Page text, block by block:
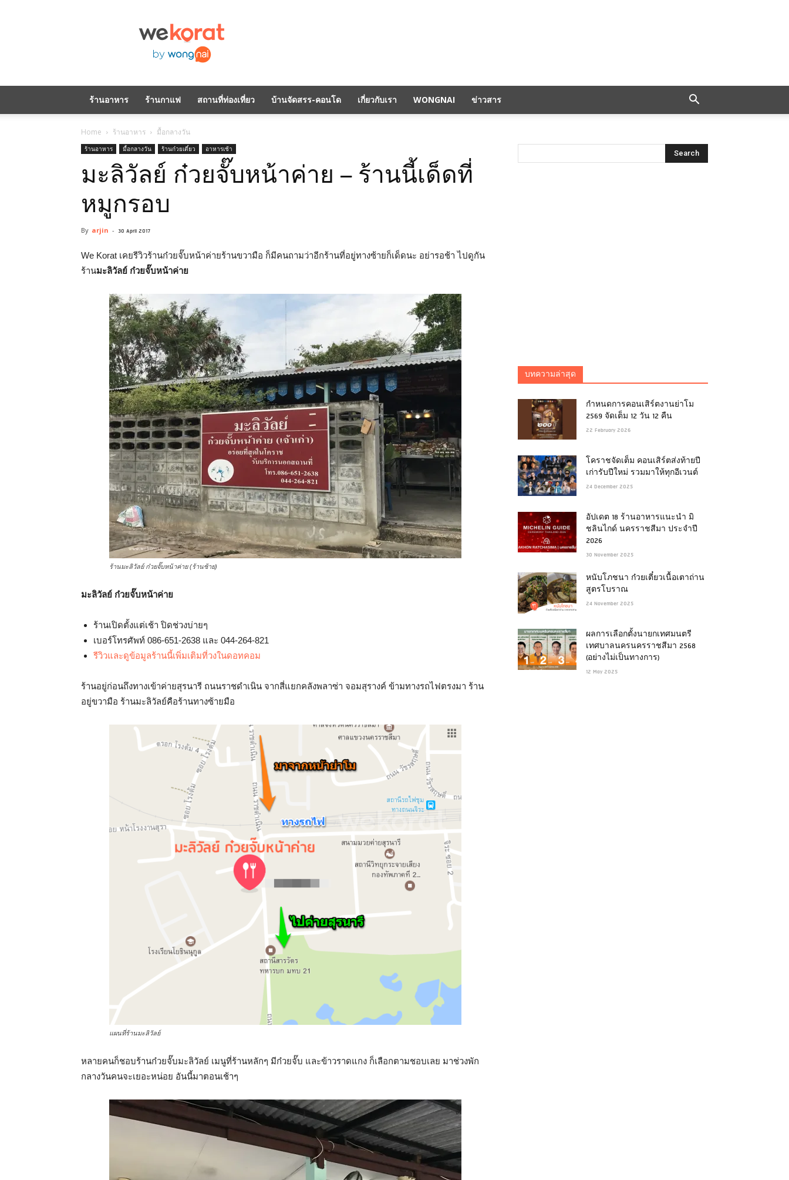
ร้านอาหาร ร้านกาแฟ สถานที่ท่องเที่ยว บ้านจัดสรร-คอนโด เกี่ยวกับเรา WONGNAI ข่าวสาร
Home ร้านอาหาร มื้อกลางวัน
ร้านอาหาร มื้อกลางวัน ร้านก๋วยเตี๋ยว อาหารเช้า
มะลิวัลย์ ก๋วยจั๊บหน้าค่าย – ร้านนี้เด็ดที่
หมูกรอบ
By arjin - 30 April 2017
We Korat เคยรีวิวร้านก๋วยจั๊บหน้าค่ายร้านขวามือ ก็มีคนถามว่าอีกร้านที่อยู่ทางซ้ายก็เด็ดนะ อย่ารอช้า ไปดูกัน
ร้านมะลิวัลย์ ก๋วยจั๊บหน้าค่าย
ร้านมะลิวัลย์ ก๋วยจั๊บหน้าค่าย (ร้านซ้าย)
มะลิวัลย์ ก๋วยจั๊บหน้าค่าย
ร้านเปิดตั้งแต่เช้า ปิดช่วงบ่ายๆ
เบอร์โทรศัพท์ 086-651-2638 และ 044-264-821
รีวิวและดูข้อมูลร้านนี้เพิ่มเติมที่วงในดอทคอม
ร้านอยู่ก่อนถึงทางเข้าค่ายสุรนารี ถนนราชดำเนิน จากสี่แยกคลังพลาซ่า จอมสุรางค์ ข้ามทางรถไฟตรงมา ร้าน
อยู่ขวามือ ร้านมะลิวัลย์คือร้านทางซ้ายมือ
แผนที่ร้านมะลิวัลย์
หลายคนก็ชอบร้านก๋วยจั๊บมะลิวัลย์ เมนูที่ร้านหลักๆ มีก๋วยจั๊บ และข้าวราดแกง ก็เลือกตามชอบเลย มาช่วงพัก
กลางวันคนจะเยอะหน่อย อันนี้มาตอนเช้าๆ
บทความล่าสุด
กำหนดการคอนเสิร์ตงานย่าโม
2569 จัดเต็ม 12 วัน 12 คืน
22 February 2026
โคราชจัดเต็ม คอนเสิร์ตส่งท้ายปี
เก่ารับปีใหม่ รวมมาให้ทุกอีเวนต์
24 December 2025
อัปเดต 18 ร้านอาหารแนะนำ มิ
ชลินไกด์ นครราชสีมา ประจำปี
2026
30 November 2025
หนับโภชนา ก๋วยเตี๋ยวเนื้อเตาถ่าน
สูตรโบราณ
24 November 2025
ผลการเลือกตั้งนายกเทศมนตรี
เทศบาลนครนครราชสีมา 2568
(อย่างไม่เป็นทางการ)
12 May 2025